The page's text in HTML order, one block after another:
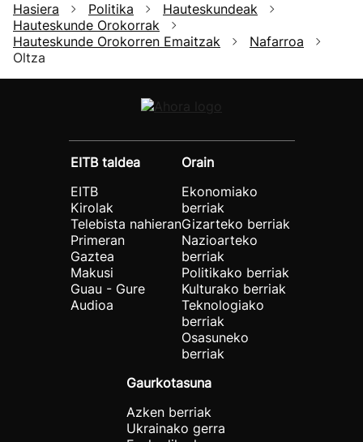
Hasiera Politika
Hauteskundeak
Hauteskunde Orokorrak
Hauteskunde Orokorren Emaitzak
Nafarroa
Oltza
EITB taldea
EITB
Kirolak
Telebista nahieran
Primeran
Gaztea
Makusi
Guau - Gure
Audioa
Orain
Ekonomiako
berriak
Gizarteko berriak
Nazioarteko
berriak
Politikako berriak
Kulturako berriak
Teknologiako
berriak
Osasuneko
berriak
Gaurkotasuna
Azken berriak
Ukrainako gerra